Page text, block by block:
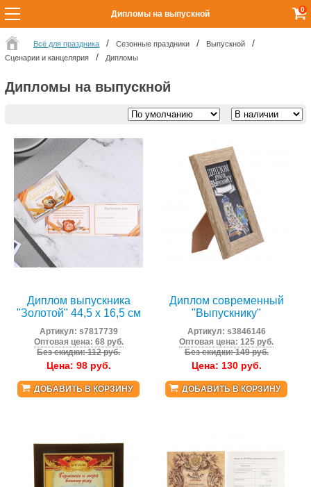
Всё для праздника Сезонные праздники
Выпускной
Сценарии и канцелярия
Дипломы
Дипломы на выпускной
Диплом выпускника
"Золотой" 44,5 х 16,5 см
Артикул: s7817739
Оптовая цена: 68 руб.
Без скидки: 112 руб.
Цена: 98руб.
ДОБАВИТЬ В КОРЗИНУ
Диплом современный
"Выпускнику"
Артикул: s3846146
Оптовая цена: 125 руб.
Без скидки: 149 руб.
Цена: 130руб.
ДОБАВИТЬ В КОРЗИНУ
Дипломы на выпускной 0